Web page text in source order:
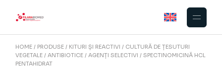
HOME PRODUSE KITURI ȘI REACTIVI
CULTURĂ DE ȚESUTURI
VEGETALE
ANTIBIOTICE / AGENȚI SELECTIVI
SPECTINOMICINĂ HCL
PENTAHIDRAT